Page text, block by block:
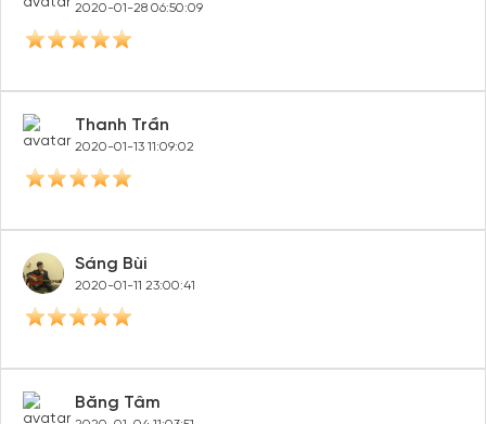
2020-01-28 06:50:09
Thanh Trần
2020-01-13 11:09:02
Sáng Bùi
2020-01-11 23:00:41
Băng Tâm